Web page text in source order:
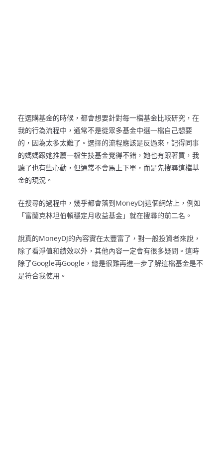
在選購基金的時候，都會想要針對每一檔基金比較研究，在
我的行為流程中，通常不是從眾多基金中選一檔自己想要
的，因為太多太難了。選擇的流程應該是反過來，記得同事
的媽媽跟她推薦一檔生技基金覺得不錯，她也有跟著買，我
聽了也有些心動，但通常不會馬上下單，而是先搜尋這檔基
金的現況。
在搜尋的過程中，幾乎都會落到MoneyDJ這個網站上，例如
「富蘭克林坦伯頓穩定月收益基金」就在搜尋的前二名。
說真的MoneyDJ的內容實在太豐富了，對一般投資者來說，
除了看淨值和績效以外，其他內容一定會有很多疑問。這時
除了Google再Google，總是很難再進一步了解這檔基金是不
是符合我使用。